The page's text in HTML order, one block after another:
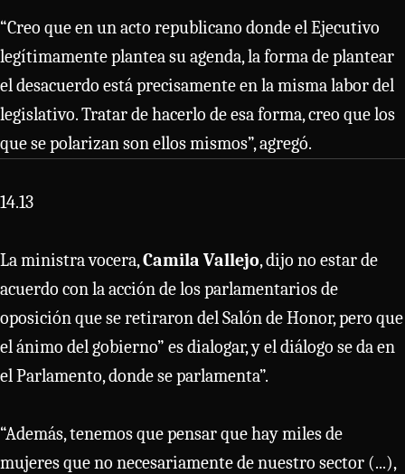
“Creo que en un acto republicano donde el Ejecutivo
legítimamente plantea su agenda, la forma de plantear
el desacuerdo está precisamente en la misma labor del
legislativo. Tratar de hacerlo de esa forma, creo que los
que se polarizan son ellos mismos”, agregó.
14.13
La ministra vocera,Camila Vallejo, dijo no estar de
acuerdo con la acción de los parlamentarios de
oposición que se retiraron del Salón de Honor, pero que
el ánimo del gobierno” es dialogar, y el diálogo se da en
el Parlamento, donde se parlamenta”.
“Además, tenemos que pensar que hay miles de
mujeres que no necesariamente de nuestro sector (...),